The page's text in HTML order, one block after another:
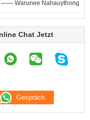
—— Warunee Nahauythong
Chat Jetzt